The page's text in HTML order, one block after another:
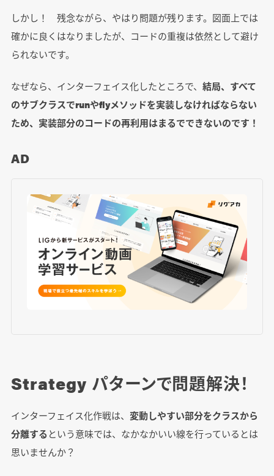
しかし！ 残念ながら、やはり問題が残ります。図面上では
確かに良くはなりましたが、コードの重複は依然として避け
られないです。
なぜなら、インターフェイス化したところで、 結局、すべて
のサブクラスでrunやflyメソッドを実装しなければならない
ため、実装部分のコードの再利用はまるでできないのです！
AD
Strategy パターンで問題解決！
インターフェイス化作戦は、 変動しやすい部分をクラスから
分離する という意味では、なかなかいい線を行っているとは
思いませんか？